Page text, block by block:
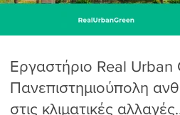
Εργαστήριο Real Urban
Πανεπιστημιούπολη
στις κλιματικές αλλαγές